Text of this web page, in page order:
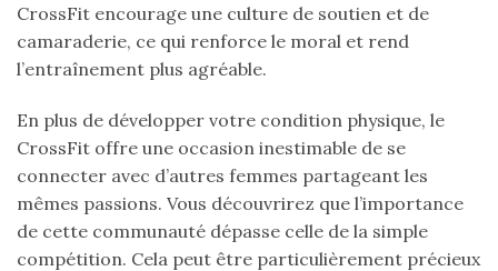
CrossFit encourage une culture de soutien et de
camaraderie, ce qui renforce le moral et rend
l’entraînement plus agréable.
En plus de développer votre condition physique, le
CrossFit offre une occasion inestimable de se
connecter avec d’autres femmes partageant les
mêmes passions. Vous découvrirez que l’importance
de cette communauté dépasse celle de la simple
compétition. Cela peut être particulièrement précieux